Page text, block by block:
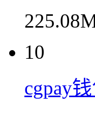
10
cgpay